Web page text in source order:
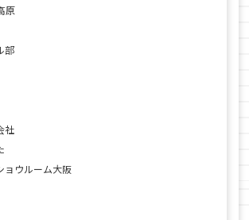
原
部
社
ョウルーム大阪